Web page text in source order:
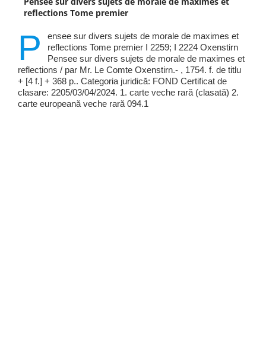
reflections Tome premier
P
ensee sur divers sujets de morale de maximes et
reflections Tome premier I 2259; I 2224 Oxenstirn
Pensee sur divers sujets de morale de maximes et
reflections / par Mr. Le Comte Oxenstirn.- , 1754. f. de titlu
+ [4 f.] + 368 p.. Categoria juridică: FOND Certificat de
clasare: 2205/03/04/2024. 1. carte veche rară (clasată) 2.
carte europeană veche rară 094.1